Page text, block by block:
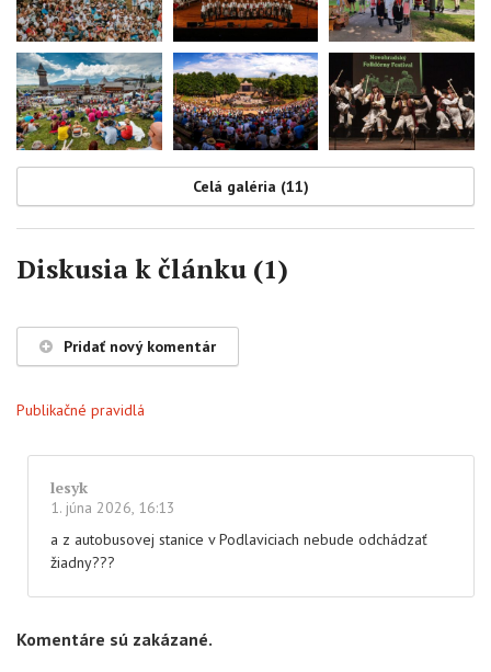
Celá galéria (11)
Diskusia k článku (1)
Pridať nový komentár
Publikačné pravidlá
lesyk
1. júna 2026, 16:13
a z autobusovej stanice v Podlaviciach nebude odchádzať
žiadny???
Komentáre sú zakázané.